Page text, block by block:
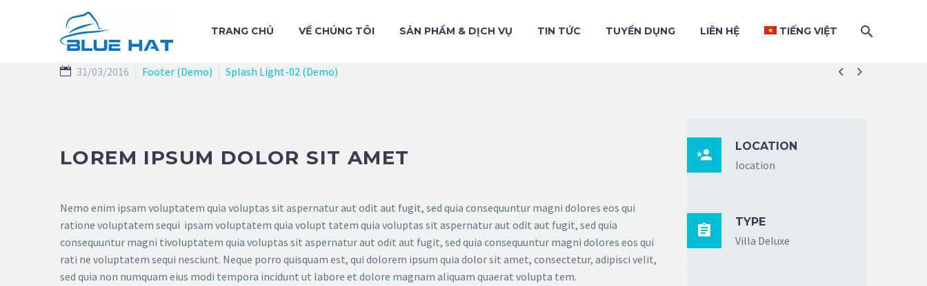
TRANG CHỦ VỀ CHÚNG TÔI SẢN PHẨM & DỊCH VỤ TIN TỨC TUYỂN DỤNG LIÊN HỆ TIẾNG VIỆT
 
31/03/2016 Footer (Demo) Splash Light-02 (Demo)
LOREM IPSUM DOLOR SIT AMET
Nemo enim ipsam voluptatem quia voluptas sit aspernatur aut odit aut fugit, sed quia consequuntur magni dolores eos qui
ratione voluptatem sequi ipsam voluptatem quia volupt tatem quia voluptas sit aspernatur aut odit aut fugit, sed quia
consequuntur magni tivoluptatem quia voluptas sit aspernatur aut odit aut fugit, sed quia consequuntur magni dolores eos qui
rati ne voluptatem sequi nesciunt. Neque porro quisquam est, qui dolorem ipsum quia dolor sit amet, consectetur, adipisci velit,
sed quia non numquam eius modi tempora incidunt ut labore et dolore magnam aliquam quaerat volupta tem.

LOCATION
location

TYPE
Villa Deluxe